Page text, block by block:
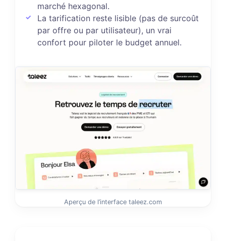
marché hexagonal.
La tarification reste lisible (pas de surcoût
par offre ou par utilisateur), un vrai
confort pour piloter le budget annuel.
Aperçu de l’interface taleez.com